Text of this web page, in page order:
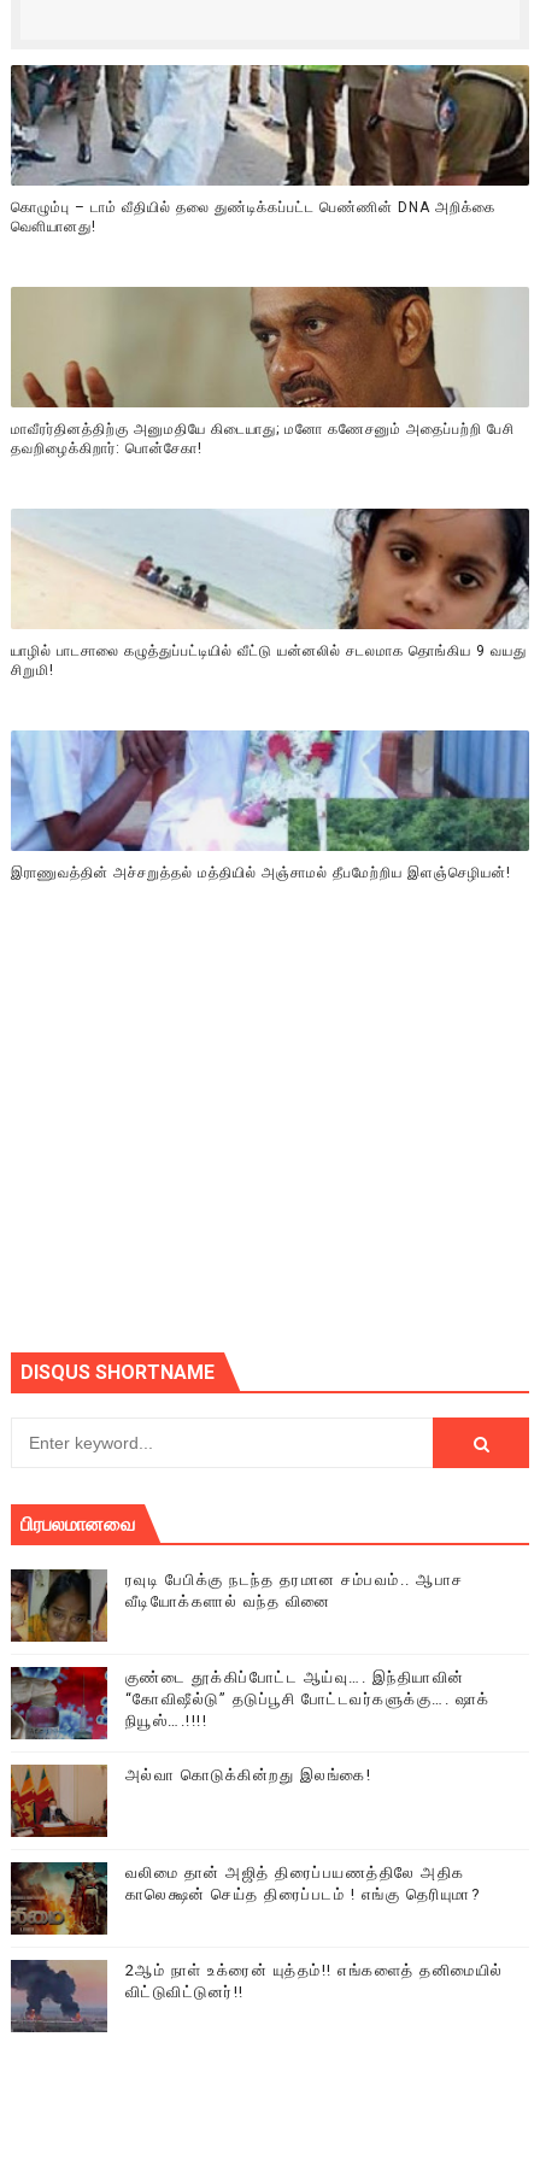
கொழும்பு – டாம் வீதியில் தலை துண்டிக்கப்பட்ட பெண்ணின் DNA அறிக்கை
வௌியானது!
மாவீரர்தினத்திற்கு அனுமதியே கிடையாது; மனோ கணேசனும் அதைப்பற்றி பேசி
தவறிழைக்கிறார்: பொன்சேகா!
யாழில் பாடசாலை கழுத்துப்பட்டியில் வீட்டு யன்னலில் சடலமாக தொங்கிய 9 வயது
சிறுமி!
இராணுவத்தின் அச்சறுத்தல் மத்தியில் அஞ்சாமல் தீபமேற்றிய இளஞ்செழியன்!
DISQUS SHORTNAME
பிரபலமானவை
ரவுடி பேபிக்கு நடந்த தரமான சம்பவம்.. ஆபாச
வீடியோக்களால் வந்த வினை
குண்டை தூக்கிப்போட்ட ஆய்வு…. இந்தியாவின்
“கோவிஷீல்டு” தடுப்பூசி போட்டவர்களுக்கு…. ஷாக்
நியூஸ்….!!!!
அல்வா கொடுக்கின்றது இலங்கை!
வலிமை தான் அஜித் திரைப்பயணத்திலே அதிக
காலெக்ஷன் செய்த திரைப்படம் ! எங்கு தெரியுமா?
2ஆம் நாள் உக்ரைன் யுத்தம்!! எங்களைத் தனிமையில்
விட்டுவிட்டுனர்!!